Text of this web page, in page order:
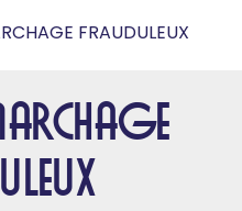
FRAUDULEUX